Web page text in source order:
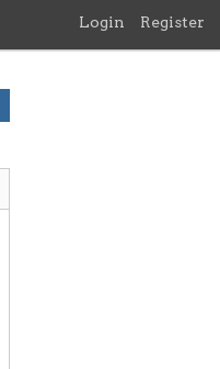
Login Register